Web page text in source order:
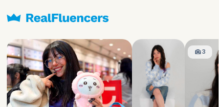
3
Solicitado frecuentemente
Sólo Contenido 75.000 COP
Creación de un video o
imagen y enviado a ti